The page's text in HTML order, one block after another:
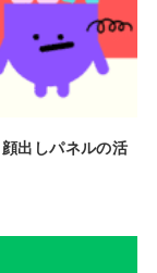
出しパネルの活